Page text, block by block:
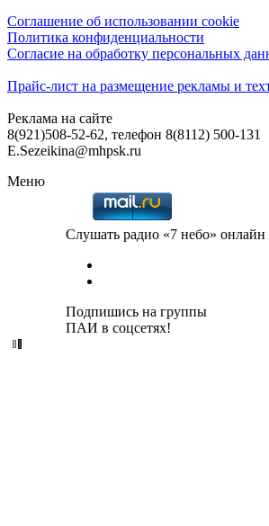
Соглашение об использовании cookie
Политика конфиденциальности
Согласие на обработку персональных
Прайс-лист на размещение рекламы и
Реклама на сайте
8(921)508-52-62, телефон 8(8112) 500-131
E.Sezeikina@mhpsk.ru
Меню
Слушать радио «7 небо» онлайн
Подпишись на группы
ПАИ в соцсетях!